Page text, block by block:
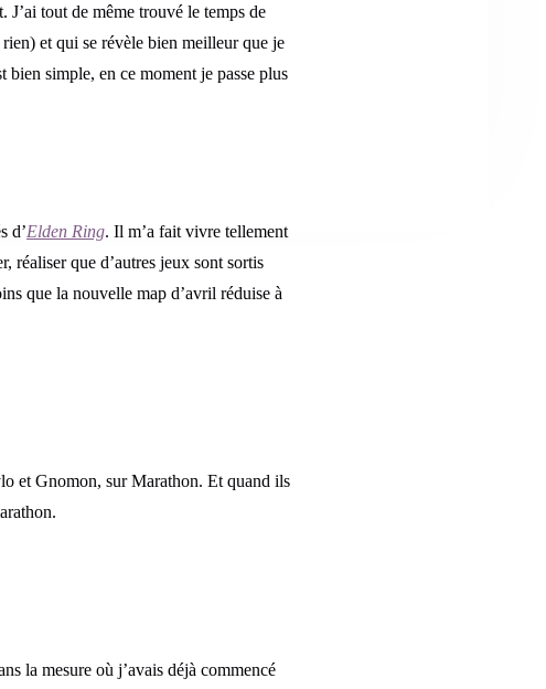
J’ai tout de même trouvé le temps de
et qui se révèle bien meilleur que je
bien simple, en ce moment je passe plus
d’Elden Ring. Il m’a fait vivre tellement
réaliser que d’autres jeux sont sortis
que la nouvelle map d’avril réduise à
et Gnomon, sur Marathon. Et quand ils
la mesure où j’avais déjà commencé